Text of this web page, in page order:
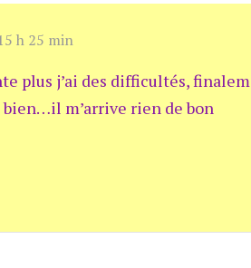
h 25 min
plus j’ai des difficultés,
m’arrive rien de bon